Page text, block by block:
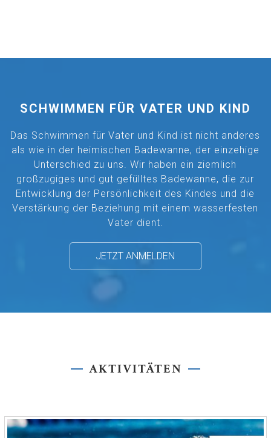
SCHWIMMEN FÜR VATER UND KIND
Das Schwimmen für Vater und Kind ist nicht anderes
als wie in der heimischen Badewanne, der einzehige
Unterschied zu uns. Wir haben ein ziemlich
großzugiges und gut gefülltes Badewanne, die zur
Entwicklung der Persönlichkeit des Kindes und die
Verstärkung der Beziehung mit einem wasserfesten
Vater dient.
JETZT ANMELDEN
AKTIVITÄTEN